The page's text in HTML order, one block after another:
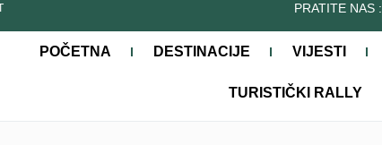
PRATITE NAS :
POČETNA DESTINACIJE VIJESTI
TURISTIČKI RALLY